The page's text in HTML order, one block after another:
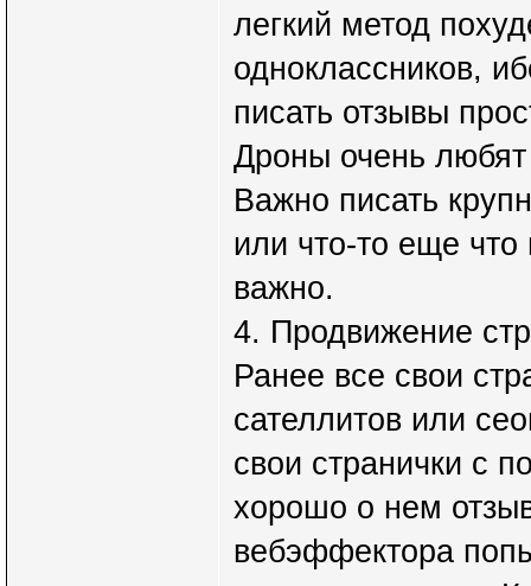
легкий метод
одноклассников,
писать отзывы
Дроны очень
Важно писать
или что-то еще
важно.
4. Продвижение
Ранее все свои
сателлитов или
свои странички с
хорошо о нем
вебэффектора